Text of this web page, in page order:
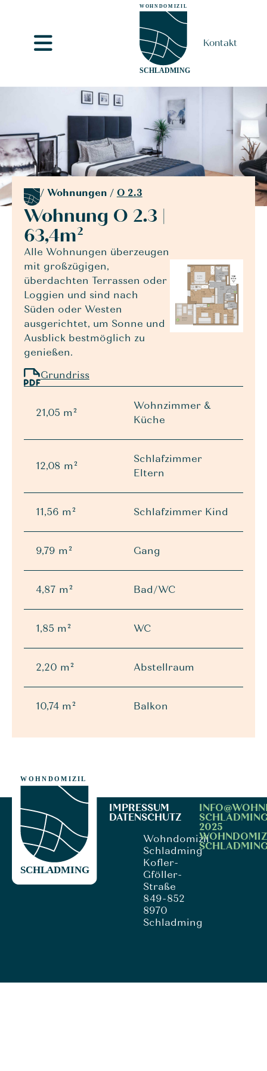
Kontakt
/ Wohnungen / O 2.3
Wohnung O 2.3 |
63,4m²
Alle Wohnungen überzeugen
mit großzügigen,
überdachten Terrassen oder
Loggien und sind nach
Süden oder Westen
ausgerichtet, um Sonne und
Ausblick bestmöglich zu
genießen.
Grundriss
21,05 m²
Wohnzimmer &
Küche
12,08 m²
Schlafzimmer
Eltern
11,56 m² Schlafzimmer Kind
9,79 m² Gang
4,87 m² Bad/WC
1,85 m² WC
2,20 m² Abstellraum
10,74 m² Balkon
Wohndomizil
Schladming
Kofler-
Gföller-
Straße
849-852
8970
Schladming
IMPRESSUM
DATENSCHUTZ
2025